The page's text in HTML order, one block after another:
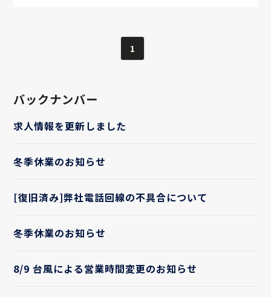
1
バックナンバー
求人情報を更新しました
冬季休業のお知らせ
[復旧済み]弊社電話回線の不具合について
冬季休業のお知らせ
8/9 台風による営業時間変更のお知らせ